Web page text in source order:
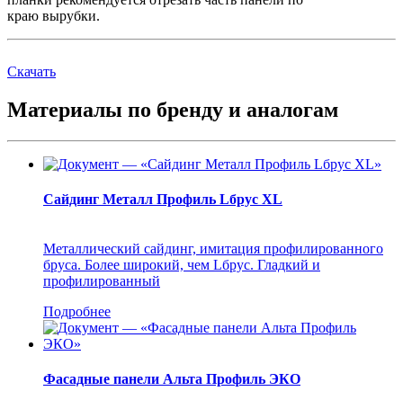
краю вырубки.
Скачать
Материалы по бренду и аналогам
Сайдинг Металл Профиль Lбрус XL
Металлический сайдинг, имитация профилированного
бруса. Более широкий, чем Lбрус. Гладкий и
профилированный
Подробнее
Фасадные панели Альта Профиль ЭКО